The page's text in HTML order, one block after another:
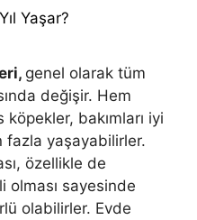
Yaşar?
genel olarak tüm
değişir. Hem
bakımları iyi
fazla yaşayabilirler.
özellikle de
olması sayesinde
olabilirler. Evde